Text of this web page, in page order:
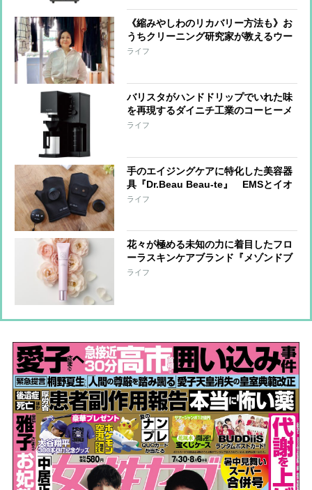
《縮みやしわのリカバリー方法も》お
うちクリーニング研究家が教えるウー
ル＆カシミヤセーターの洗い方
ライフ
バリスタがハンドドリップでいれた味
を再現するダイニチ工業のコーヒーメ
ーカー 抽出スタイルの異なる2人の
ライフ
手のエイジングケアに特化した美容器
具『Dr.Beau Beau-te』 EMSとイオ
ン浸透のダブルケアで、手元の印象を
ライフ
花々が極める未知の力に着目したフロ
ーラスキンケアブランド『メゾンドブ
ーケ プロテクトデイクリーム』外的刺
ライフ